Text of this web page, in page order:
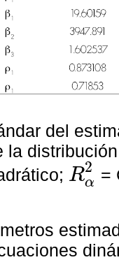
del
la
R2
α
Rα2
=